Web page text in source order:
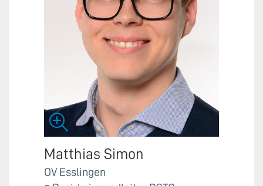
Matthias Simon
OV Esslingen